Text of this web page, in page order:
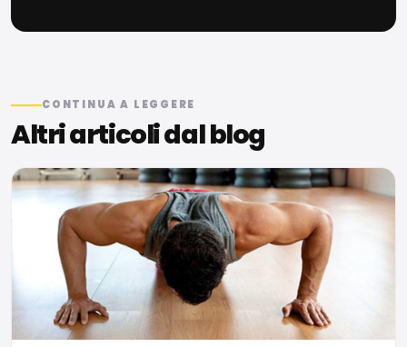
CONTINUA A LEGGERE
Altri articoli dal blog